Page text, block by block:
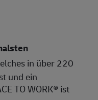
in über 220
und ein
TO WORK® ist